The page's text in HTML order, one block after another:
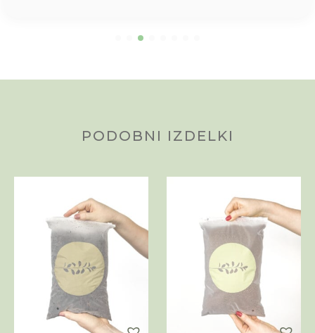
PODOBNI IZDELKI